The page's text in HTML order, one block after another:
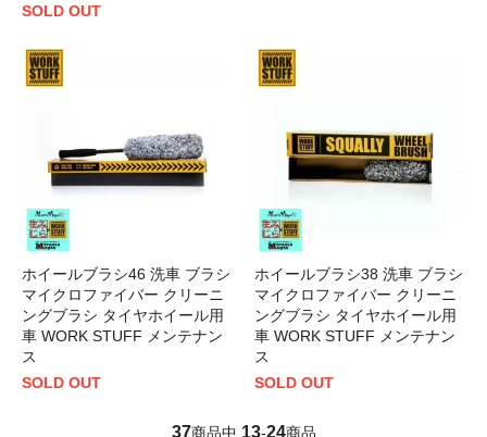
SOLD OUT
ホイールブラシ46 洗車 ブラシ
マイクロファイバー クリーニ
ングブラシ タイヤホイール用
車 WORK STUFF メンテナン
ス
SOLD OUT
ホイールブラシ38 洗車 ブラシ
マイクロファイバー クリーニ
ングブラシ タイヤホイール用
車 WORK STUFF メンテナン
ス
SOLD OUT
37商品中 13-24商品